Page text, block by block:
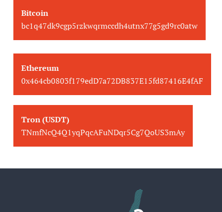
Bitcoin
bc1q47dk9cgp5rzkwqrmccdh4utnx77g5gd9rc0atw
Ethereum
0x464cb0803f179edD7a72DB837E15fd87416E4fAF
Tron (USDT)
TNmfNcQ4Q1yqPqcAFuNDqr5Cg7QoUS3mAy